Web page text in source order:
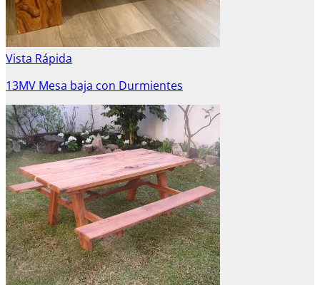
Vista Rápida
13MV Mesa baja con Durmientes